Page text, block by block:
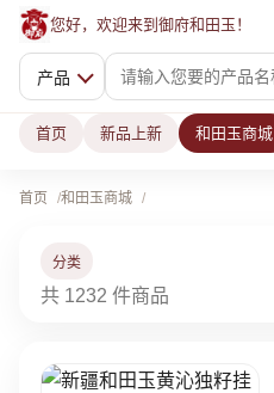
您好，欢迎来到御府和田玉！
产品
首页 新品上新 和田玉商城
首页 和田玉商城
分类
共 1232 件商品